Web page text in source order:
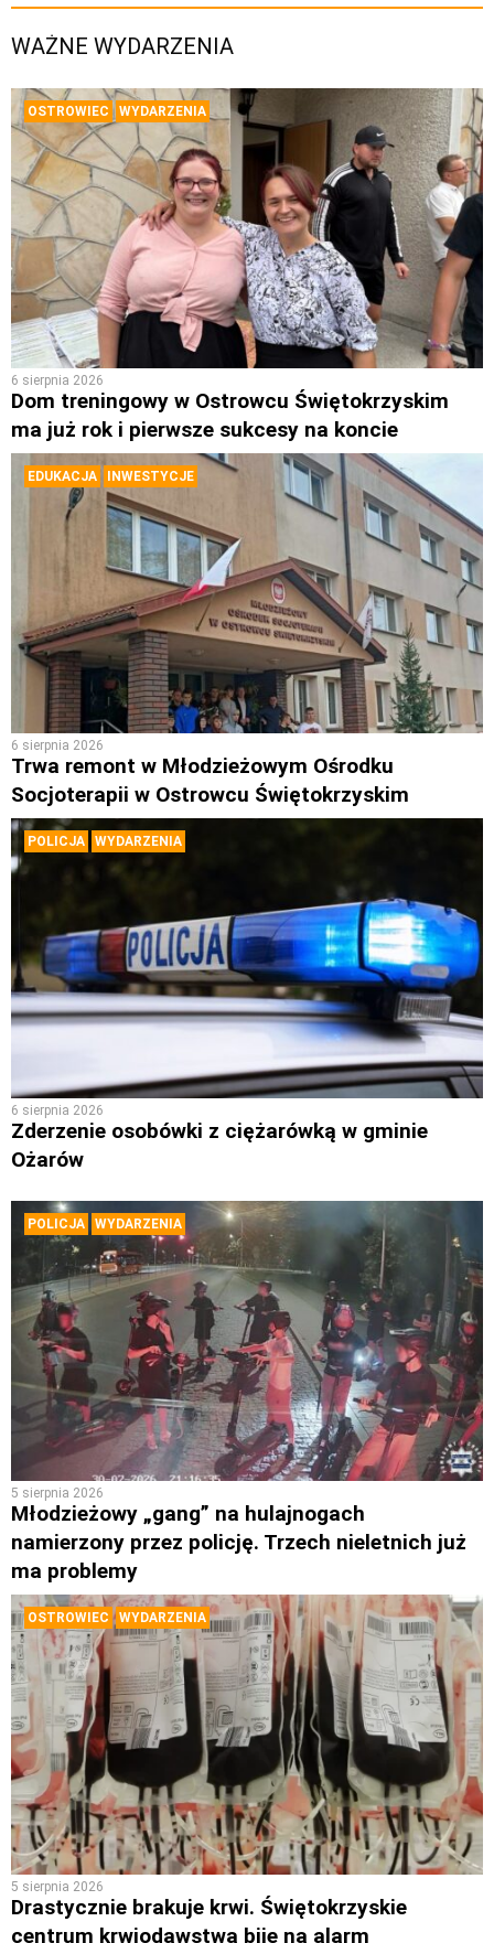
WAŻNE WYDARZENIA
OSTROWIEC WYDARZENIA
6 sierpnia 2026
Dom treningowy w Ostrowcu Świętokrzyskim
ma już rok i pierwsze sukcesy na koncie
EDUKACJA INWESTYCJE
6 sierpnia 2026
Trwa remont w Młodzieżowym Ośrodku
Socjoterapii w Ostrowcu Świętokrzyskim
POLICJA WYDARZENIA
6 sierpnia 2026
Zderzenie osobówki z ciężarówką w gminie
Ożarów
POLICJA WYDARZENIA
5 sierpnia 2026
Młodzieżowy „gang” na hulajnogach
namierzony przez policję. Trzech nieletnich już
ma problemy
OSTROWIEC WYDARZENIA
5 sierpnia 2026
Drastycznie brakuje krwi. Świętokrzyskie
centrum krwiodawstwa bije na alarm